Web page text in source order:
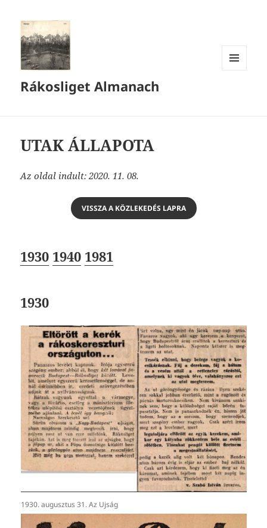
Rákosliget Almanach
UTAK ÁLLAPOTA
Az oldal indult: 2020. 11. 08.
VISSZA A KÖZLEKEDÉS LAPRA
1930 1940 1981
1930
1930. augusztus 31. Az Ujság